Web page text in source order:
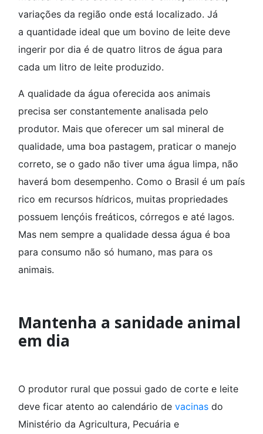
variações da região onde está localizado. Já
a quantidade ideal que um bovino de leite deve
ingerir por dia é de quatro litros de água para
cada um litro de leite produzido.
A qualidade da água oferecida aos animais
precisa ser constantemente analisada pelo
produtor. Mais que oferecer um sal mineral de
qualidade, uma boa pastagem, praticar o manejo
correto, se o gado não tiver uma água limpa, não
haverá bom desempenho. Como o Brasil é um país
rico em recursos hídricos, muitas propriedades
possuem lençóis freáticos, córregos e até lagos.
Mas nem sempre a qualidade dessa água é boa
para consumo não só humano, mas para os
animais.
Mantenha a sanidade animal
em dia
O produtor rural que possui gado de corte e leite
deve ficar atento ao calendário de vacinas do
Ministério da Agricultura, Pecuária e